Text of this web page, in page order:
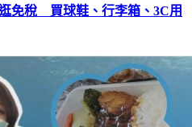
免稅 買球鞋、行李箱、3C用